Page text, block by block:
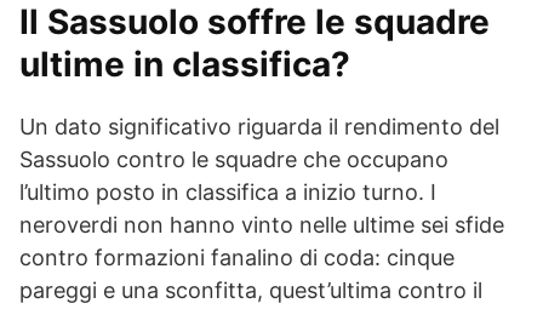
Il Sassuolo soffre le squadre
ultime in classifica?
Un dato significativo riguarda il rendimento del
Sassuolo contro le squadre che occupano
l’ultimo posto in classifica a inizio turno. I
neroverdi non hanno vinto nelle ultime sei sfide
contro formazioni fanalino di coda: cinque
pareggi e una sconfitta, quest’ultima contro il